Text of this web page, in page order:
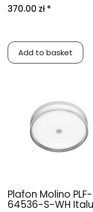
370.00 zł *
Add to basket
Plafon Molino PLF-
64536-S-WH